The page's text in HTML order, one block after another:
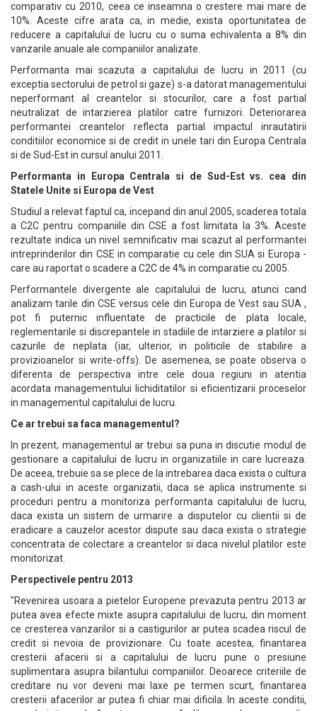
comparativ cu 2010, ceea ce inseamna o crestere mai mare de
10%. Aceste cifre arata ca, in medie, exista oportunitatea de
reducere a capitalului de lucru cu o suma echivalenta a 8% din
vanzarile anuale ale companiilor analizate.
Performanta mai scazuta a capitalului de lucru in 2011 (cu
exceptia sectorului de petrol si gaze) s-a datorat managementului
neperformant al creantelor si stocurilor, care a fost partial
neutralizat de intarzierea platilor catre furnizori. Deteriorarea
performantei creantelor reflecta partial impactul inrautatirii
conditiilor economice si de credit in unele tari din Europa Centrala
si de Sud-Est in cursul anului 2011.
Performanta in Europa Centrala si de Sud-Est vs. cea din
Statele Unite si Europa de Vest
Studiul a relevat faptul ca, incepand din anul 2005, scaderea totala
a C2C pentru companiile din CSE a fost limitata la 3%. Aceste
rezultate indica un nivel semnificativ mai scazut al performantei
intreprinderilor din CSE in comparatie cu cele din SUA si Europa -
care au raportat o scadere a C2C de 4% in comparatie cu 2005.
Performantele divergente ale capitalului de lucru, atunci cand
analizam tarile din CSE versus cele din Europa de Vest sau SUA ,
pot fi puternic influentate de practicile de plata locale,
reglementarile si discrepantele in stadiile de intarziere a platilor si
cazurile de neplata (iar, ulterior, in politicile de stabilire a
provizioanelor si write-offs). De asemenea, se poate observa o
diferenta de perspectiva intre cele doua regiuni in atentia
acordata managementului lichiditatilor si eficientizarii proceselor
in managementul capitalului de lucru.
Ce ar trebui sa faca managementul?
In prezent, managementul ar trebui sa puna in discutie modul de
gestionare a capitalului de lucru in organizatiile in care lucreaza.
De aceea, trebuie sa se plece de la intrebarea daca exista o cultura
a cash-ului in aceste organizatii, daca se aplica instrumente si
proceduri pentru a monitoriza performanta capitalului de lucru,
daca exista un sistem de urmarire a disputelor cu clientii si de
eradicare a cauzelor acestor dispute sau daca exista o strategie
concentrata de colectare a creantelor si daca nivelul platilor este
monitorizat.
Perspectivele pentru 2013
"Revenirea usoara a pietelor Europene prevazuta pentru 2013 ar
putea avea efecte mixte asupra capitalului de lucru, din moment
ce cresterea vanzarilor si a castigurilor ar putea scadea riscul de
credit si nevoia de provizionare. Cu toate acestea, finantarea
cresterii afacerii si a capitalului de lucru pune o presiune
suplimentara asupra bilantului companiilor. Deoarece criteriile de
creditare nu vor deveni mai laxe pe termen scurt, finantarea
cresterii afacerilor ar putea fi chiar mai dificila. In aceste conditii,